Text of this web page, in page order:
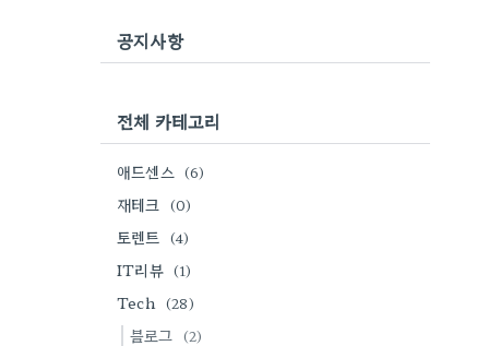
공지사항
전체 카테고리
애드센스 (6)
재테크 (0)
토렌트 (4)
IT리뷰 (1)
Tech (28)
블로그 (2)